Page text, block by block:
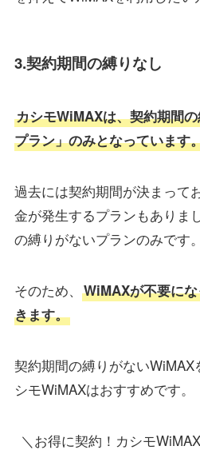
3.契約期間の縛りなし
カシモWiMAXは、契約期間
プラン」のみとなっています
過去には契約期間が決まって
金が発生するプランもありま
の縛りがないプランのみです。
そのため、
WiMAXが不要に
きます。
契約期間の縛りがない
シモWiMAXはおすすめです。
＼お得に契約！カシモ